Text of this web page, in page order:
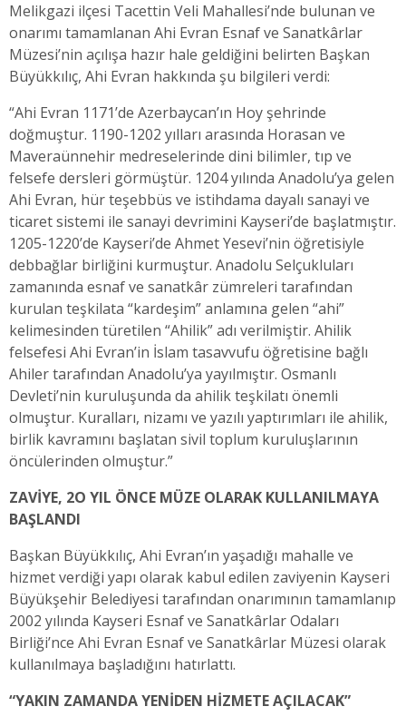
Melikgazi ilçesi Tacettin Veli Mahallesi’nde bulunan ve
onarımı tamamlanan Ahi Evran Esnaf ve Sanatkârlar
Müzesi’nin açılışa hazır hale geldiğini belirten Başkan
Büyükkılıç, Ahi Evran hakkında şu bilgileri verdi:
“Ahi Evran 1171’de Azerbaycan’ın Hoy şehrinde
doğmuştur. 1190-1202 yılları arasında Horasan ve
Maveraünnehir medreselerinde dini bilimler, tıp ve
felsefe dersleri görmüştür. 1204 yılında Anadolu’ya gelen
Ahi Evran, hür teşebbüs ve istihdama dayalı sanayi ve
ticaret sistemi ile sanayi devrimini Kayseri’de başlatmıştır.
1205-1220’de Kayseri’de Ahmet Yesevi’nin öğretisiyle
debbağlar birliğini kurmuştur. Anadolu Selçukluları
zamanında esnaf ve sanatkâr zümreleri tarafından
kurulan teşkilata “kardeşim” anlamına gelen “ahi”
kelimesinden türetilen “Ahilik” adı verilmiştir. Ahilik
felsefesi Ahi Evran’in İslam tasavvufu öğretisine bağlı
Ahiler tarafından Anadolu’ya yayılmıştır. Osmanlı
Devleti’nin kuruluşunda da ahilik teşkilatı önemli
olmuştur. Kuralları, nizamı ve yazılı yaptırımları ile ahilik,
birlik kavramını başlatan sivil toplum kuruluşlarının
öncülerinden olmuştur.”
ZAVİYE, 2O YIL ÖNCE MÜZE OLARAK KULLANILMAYA
BAŞLANDI
Başkan Büyükkılıç, Ahi Evran’ın yaşadığı mahalle ve
hizmet verdiği yapı olarak kabul edilen zaviyenin Kayseri
Büyükşehir Belediyesi tarafından onarımının tamamlanıp
2002 yılında Kayseri Esnaf ve Sanatkârlar Odaları
Birliği’nce Ahi Evran Esnaf ve Sanatkârlar Müzesi olarak
kullanılmaya başladığını hatırlattı.
“YAKIN ZAMANDA YENİDEN HİZMETE AÇILACAK”